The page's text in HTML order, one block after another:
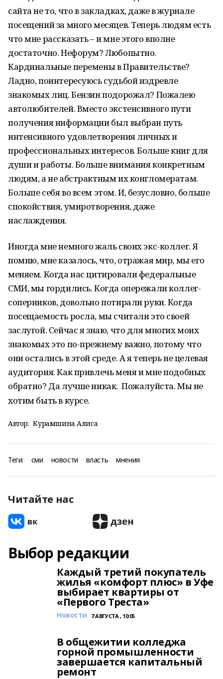
сайта не то, что в закладках, даже в журнале
посещений за много месяцев. Теперь людям есть
что мне рассказать – и мне этого вполне
достаточно. Нефорум? Любопытно.
Кардинальные перемены в Правительстве?
Ладно, поинтересуюсь судьбой издревле
знакомых лиц. Бензин подорожал? Пожалею
автолюбителей. Вместо экстенсивного пути
получения информации был выбран путь
интенсивного удовлетворения личных и
профессиональных интересов. Больше книг для
души и работы. Больше внимания конкретным
людям, а не абстрактным их конгломератам.
Больше себя во всем этом. И, безусловно, больше
спокойствия, умиротворения, даже
наслаждения.
Иногда мне немного жаль своих экс-коллег. Я
помню, мне казалось, что, отражая мир, мы его
меняем. Когда нас цитировали федеральные
СМИ, мы гордились. Когда опережали коллег-
соперников, довольно потирали руки. Когда
посещаемость росла, мы считали это своей
заслугой. Сейчас я знаю, что для многих моих
знакомых это по-прежнему важно, потому что
они остались в этой среде. А я теперь не целевая
аудитория. Как привлечь меня и мне подобных
обратно? Да лучше никак. Пожалуйста. Мы не
хотим быть в курсе.
Автор: Курамшина Алиса
Теги: сми новости власть мнения
Читайте нас
Выбор редакции
Каждый третий покупатель
жилья «комфорт плюс» в Уфе
выбирает квартиры от
«Первого Треста»
Новости 7 АВГУСТА , 10:05
В общежитии колледжа
горной промышленности
завершается капитальный
ремонт